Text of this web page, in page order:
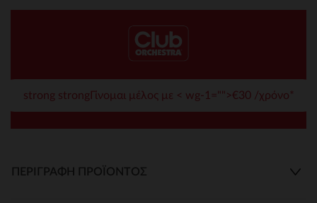
strong strongΓίνομαι μέλος με < wg-1="">€30 /χρόνο*
ΠΕΡΙΓΡΑΦΉ ΠΡΟΪΌΝΤΟΣ